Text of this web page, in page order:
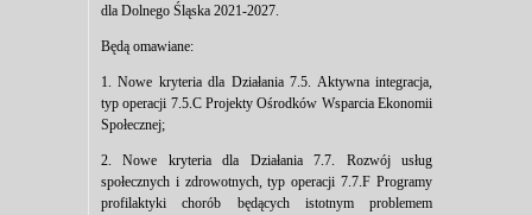
dla Dolnego Śląska 2021-2027.
Będą omawiane:
1. Nowe kryteria dla Działania 7.5. Aktywna integracja,
typ operacji 7.5.C Projekty Ośrodków Wsparcia Ekonomii
Społecznej;
2. Nowe kryteria dla Działania 7.7. Rozwój usług
społecznych i zdrowotnych, typ operacji 7.7.F Programy
profilaktyki chorób będących istotnym problemem